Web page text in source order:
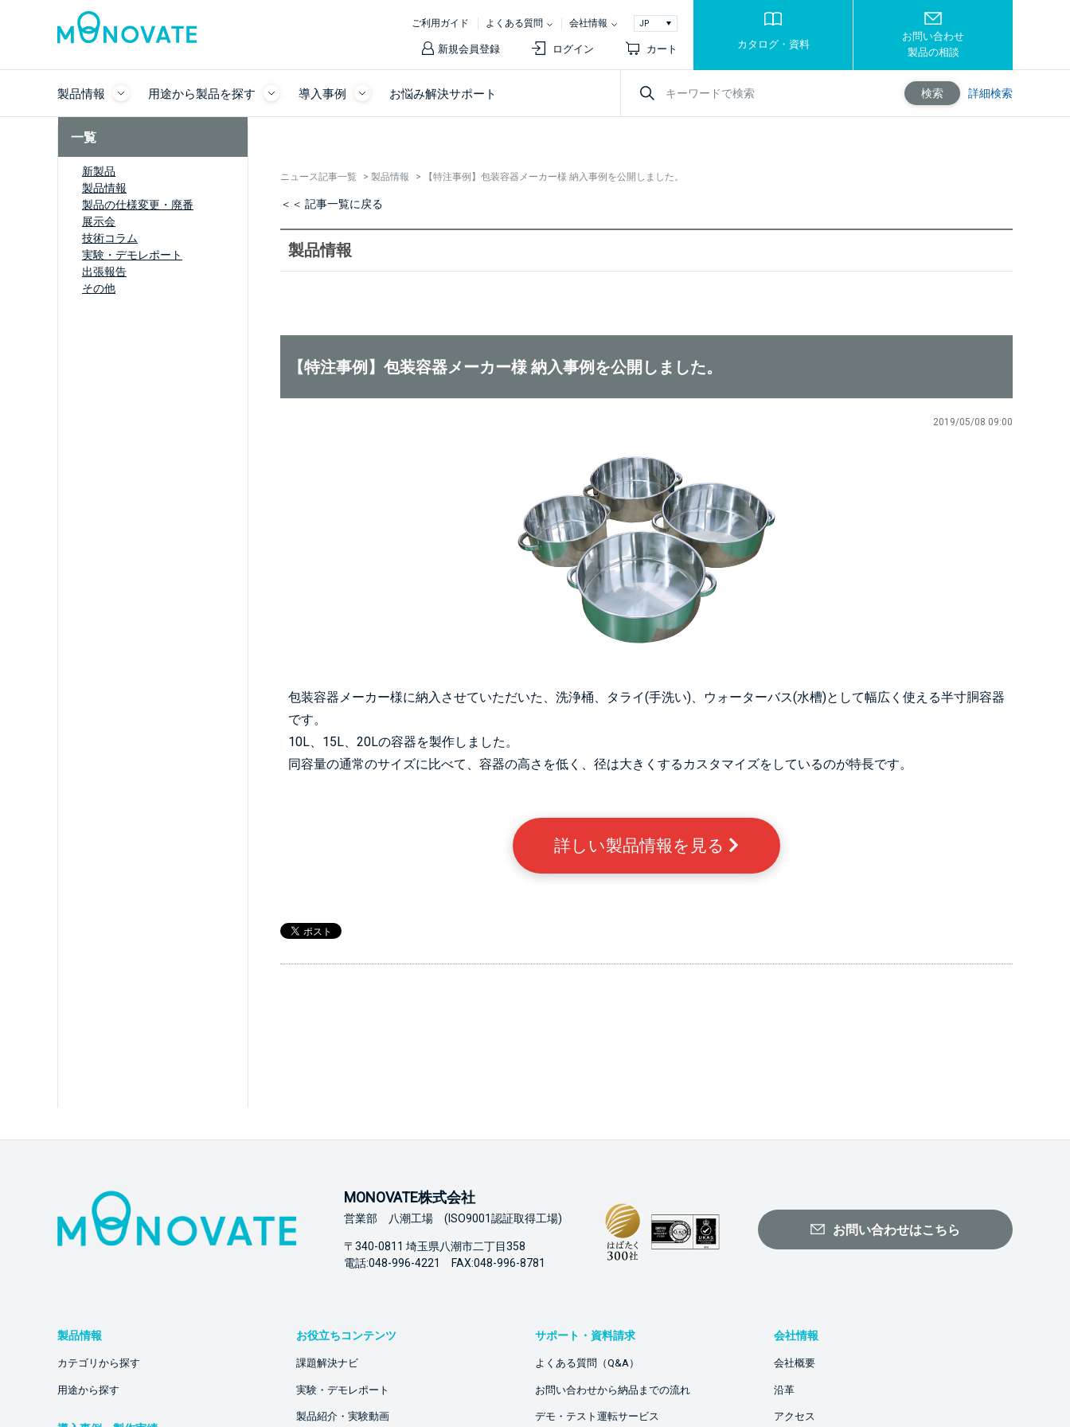
ご利用ガイド よくある質問 会社情報
新規会員登録 ログイン カート カタログ・資料
お問い合わせ
製品の相談
製品情報 用途から製品を探す 導入事例 お悩み解決サポート 検索 詳細検索
一覧
新製品
製品情報
製品の仕様変更・廃番
展示会
技術コラム
実験・デモレポート
出張報告
その他
ニュース記事一覧 > 製品情報 > 【特注事例】包装容器メーカー様 納入事例を公開しました。
＜＜ 記事一覧に戻る
製品情報
【特注事例】包装容器メーカー様 納入事例を公開しました。
2019/05/08 09:00
包装容器メーカー様に納入させていただいた、洗浄桶、タライ(手洗い)、ウォーターバス(水槽)として幅広く使える半寸胴容器
です。
10L、15L、20Lの容器を製作しました。
同容量の通常のサイズに比べて、容器の高さを低く、径は大きくするカスタマイズをしているのが特長です。
詳しい製品情報を見る
MONOVATE株式会社
営業部 八潮工場 (ISO9001認証取得工場)
〒340-0811 埼玉県八潮市二丁目358
電話:048-996-4221 FAX:048-996-8781
お問い合わせはこちら
製品情報
カテゴリから探す
用途から探す
お役立ちコンテンツ
課題解決ナビ
実験・デモレポート
製品紹介・実験動画
サポート・資料請求
よくある質問（Q&A）
お問い合わせから納品までの流れ
デモ・テスト運転サービス
会社情報
会社概要
沿革
アクセス